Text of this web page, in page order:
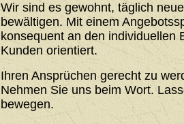
Wir sind es gewohnt, täglich
bewältigen. Mit einem
konsequent an den individuellen
Kunden orientiert.
Ihren Ansprüchen gerecht zu
Nehmen Sie uns beim Wort.
bewegen.